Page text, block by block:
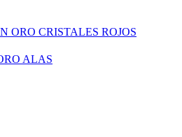
ORO CRISTALES ROJOS